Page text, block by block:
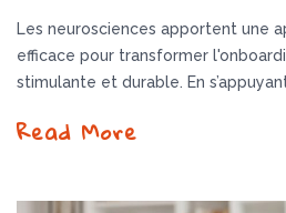
Les neurosciences apportent une
efficace pour transformer
stimulante et durable. En
Read More